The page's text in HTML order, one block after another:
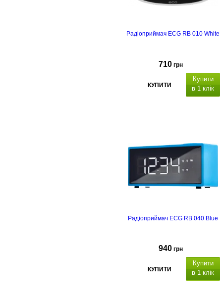
Радіоприймач ECG RB 010 White
710 грн
КУПИТИ
Купити
в 1 клік
Радіоприймач ECG RB 040 Blue
940 грн
КУПИТИ
Купити
в 1 клік